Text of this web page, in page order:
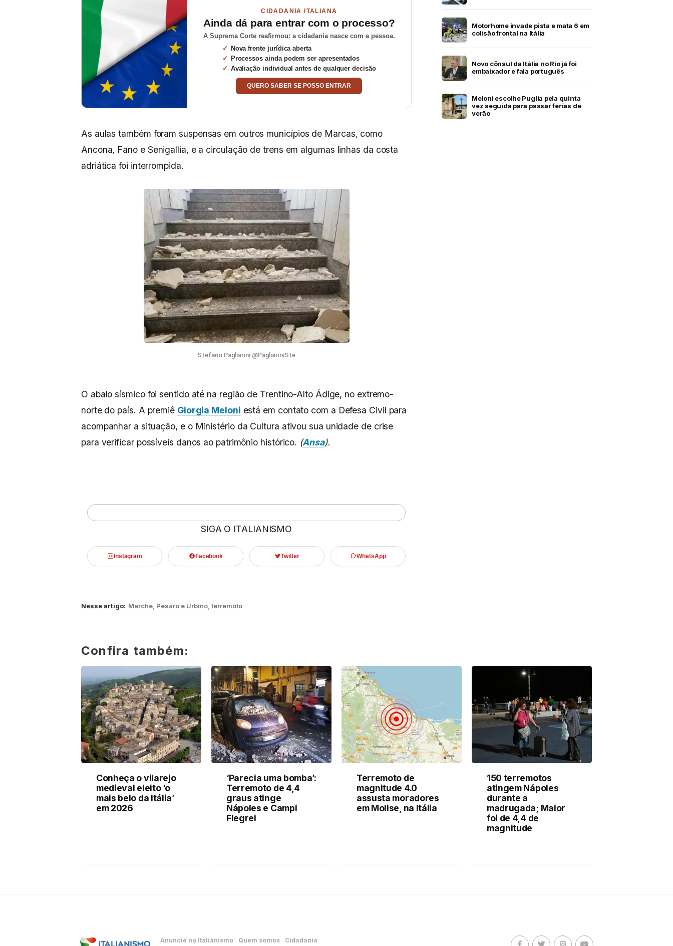
CIDADANIA ITALIANA
Ainda dá para entrar com o processo?
A Suprema Corte reafirmou: a cidadania nasce com a pessoa.
Nova frente jurídica aberta
Processos ainda podem ser apresentados
Avaliação individual antes de qualquer decisão
QUERO SABER SE POSSO ENTRAR
As aulas também foram suspensas em outros municípios de Marcas, como
Ancona, Fano e Senigallia, e a circulação de trens em algumas linhas da costa
adriática foi interrompida.
Stefano Pagliarini @PagliariniSte
O abalo sísmico foi sentido até na região de Trentino-Alto Ádige, no extremo-
norte do país. A premiê Giorgia Meloni está em contato com a Defesa Civil para
acompanhar a situação, e o Ministério da Cultura ativou sua unidade de crise
para verificar possíveis danos ao patrimônio histórico. (Ansa).
SIGA O ITALIANISMO
Instagram Facebook Twitter WhatsApp
Nesse artigo: Marche Pesaro e Urbino terremoto
Motorhome invade pista e mata 6 em
colisão frontal na Itália
Novo cônsul da Itália no Rio já foi
embaixador e fala português
Meloni escolhe Puglia pela quinta
vez seguida para passar férias de
verão
Confira também:
Conheça o vilarejo
medieval eleito ‘o
mais belo da Itália’
em 2026
‘Parecia uma bomba’:
Terremoto de 4,4
graus atinge
Nápoles e Campi
Flegrei
Terremoto de
magnitude 4.0
assusta moradores
em Molise, na Itália
150 terremotos
atingem Nápoles
durante a
madrugada; Maior
foi de 4,4 de
magnitude
Anuncie no Italianismo Quem somos Cidadania